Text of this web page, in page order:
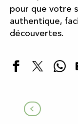
pour que votre
authentique,
découvertes.
L’office de